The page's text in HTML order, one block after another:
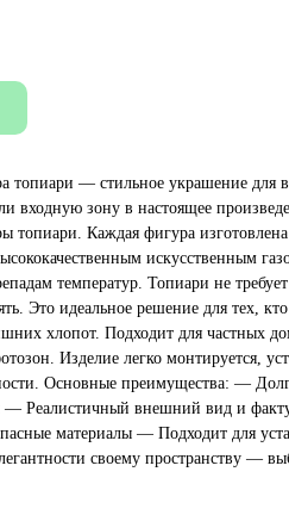
топиари — стильное украшение для
входную зону в настоящее
топиари. Каждая фигура
искусственным
температур. Топиари не
Это идеальное решение для тех,
хлопот. Подходит для частных
Изделие легко монтируется,
Основные преимущества: —
— Реалистичный внешний вид и
материалы — Подходит для
своему пространству —